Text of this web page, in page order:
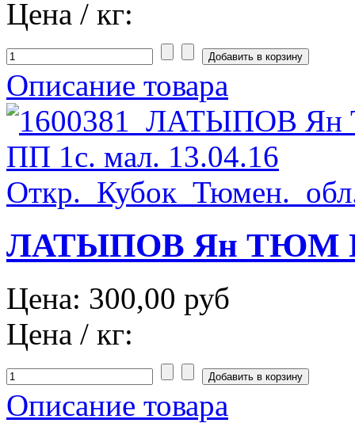
Цена / кг:
Описание товара
ЛАТЫПОВ Ян ТЮМ
Цена: 300,00 руб
Цена / кг:
Описание товара